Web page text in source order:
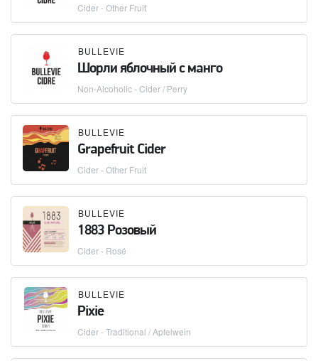
Cider - Other Fruit
BULLEVIE
Шорли яблочный с манго
Non-Alcoholic - Cider / Perry
BULLEVIE
Grapefruit Cider
Cider - Other Fruit
BULLEVIE
1883 Розовый
Cider - Rosé
BULLEVIE
Pixie
Cider - Traditional / Apfelwein